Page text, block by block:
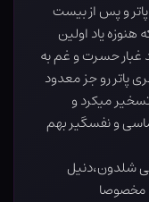
و پس از بیست
یاد اولین
غبار حسرت و غم به
پاتر رو جز معدود
میکرد و
و نفسگیر بهم
شلدون،دنیل
مخصوصا